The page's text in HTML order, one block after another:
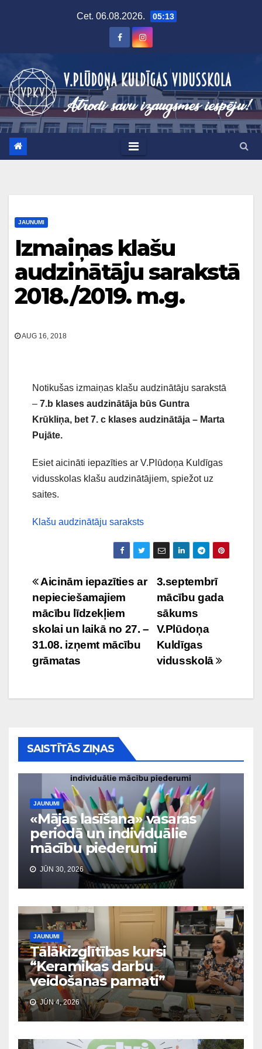
Cet. 06.08.2026. 05:13
JAUNUMI
Izmaiņas klašu
audzinātāju sarakstā
2018./2019. m.g.
AUG 16, 2018
Notikušas izmaiņas klašu audzinātāju sarakstā
– 7.b klases audzinātāja būs Guntra
Krūkliņa, bet 7. c klases audzinātāja – Marta
Pujāte.
Esiet aicināti iepazīties ar V.Plūdoņa Kuldīgas
vidusskolas klašu audzinātājiem, spiežot uz
saites.
Klašu audzinātāju saraksts
Ziņu
izvēlne
3.septembrī
mācību gada
sākums
V.Plūdoņa
Kuldīgas
vidusskolā
Aicinām iepazīties ar
nepieciešamajiem
mācību līdzekļiem
skolai un laikā no 27. –
31.08. izņemt mācību
grāmatas
SAISTĪTĀS ZIŅAS
JAUNUMI
«Mājas lasīšana» vasaras
periodā un individuālie
mācību piederumi
JŪN 30, 2026
JAUNUMI
Tālākizglītības kursi
“Keramikas darbu
veidošanas pamati”
JŪN 4, 2026